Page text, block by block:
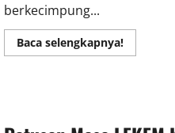
berkecimpung...
Baca selengkapnya!Read
more